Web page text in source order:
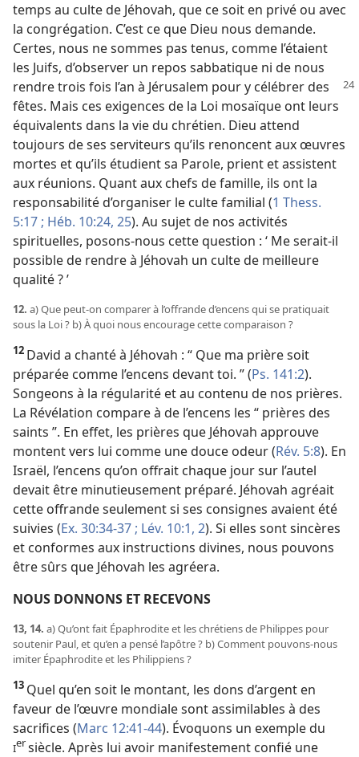
temps au culte de Jéhovah, que ce soit en privé ou avec
la congrégation. C’est ce que Dieu nous demande.
Certes, nous ne sommes pas tenus, comme l’étaient
les Juifs, d’observer un repos sabbatique ni de nous
rendre trois fois l’an à Jérusalem poury célébrer des
fêtes. Mais ces exigences de la Loi mosaïque ont leurs
équivalents dans la vie du chrétien. Dieu attend
toujours de ses serviteurs qu’ils renoncent aux œuvres
mortes et qu’ils étudient sa Parole, prient et assistent
aux réunions. Quant aux chefs de famille, ils ont la
responsabilité d’organiser le culte familial (1 Thess.
5:17 ; Héb. 10:24, 25). Au sujet de nos activités
spirituelles, posons-​nous cette question : ‘ Me serait-​il
possible de rendre à Jéhovah un culte de meilleure
qualité ? ’
12. a) Que peut-​on comparer à l’offrande d’encens qui se pratiquait
sous la Loi ? b) À quoi nous encourage cette comparaison ?
12 David a chanté à Jéhovah : “ Que ma prière soit
préparée comme l’encens devant toi. ” (Ps. 141:2).
Songeons à la régularité et au contenu de nos prières.
La Révélation compare à de l’encens les “ prières des
saints ”. En effet, les prières que Jéhovah approuve
montent vers lui comme une douce odeur (Rév. 5:8). En
Israël, l’encens qu’on offrait chaque jour sur l’autel
devait être minutieusement préparé. Jéhovah agréait
cette offrande seulement si ses consignes avaient été
suivies (Ex. 30:34-37 ; Lév. 10:1, 2). Si elles sont sincères
et conformes aux instructions divines, nous pouvons
être sûrs que Jéhovah les agréera.
NOUS DONNONS ET RECEVONS
13, 14. a) Qu’ont fait Épaphrodite et les chrétiens de Philippes pour
soutenir Paul, et qu’en a pensé l’apôtre ? b) Comment pouvons-​nous
imiter Épaphrodite et les Philippiens ?
13 Quel qu’en soit le montant, les dons d’argent en
faveur de l’œuvre mondiale sont assimilables à des
sacrifices (Marc 12:41-44). Évoquons un exemple du
Iersiècle. Après lui avoir manifestement confié une